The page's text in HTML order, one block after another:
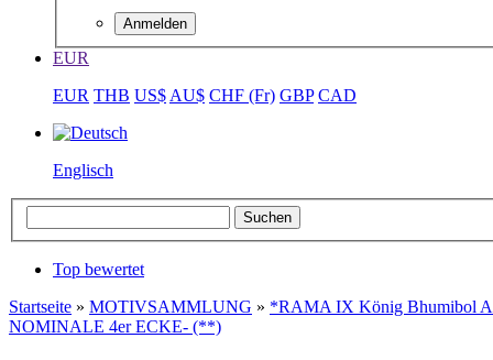
EUR
EUR THB US$ AU$ CHF (Fr) GBP CAD
Englisch
Top bewertet
Startseite » MOTIVSAMMLUNG » *RAMA IX König Bhumibol
NOMINALE 4er ECKE- (**)